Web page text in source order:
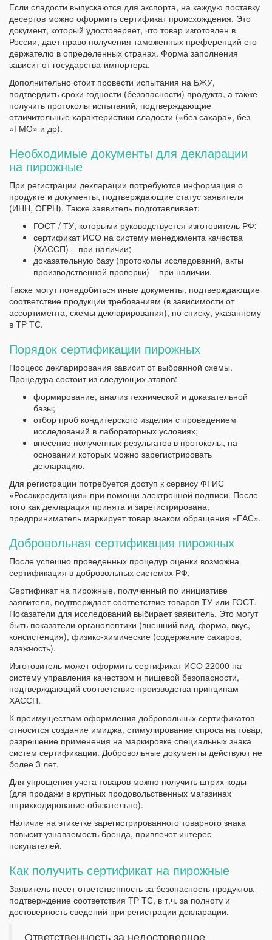
Если сладости выпускаются для экспорта, на каждую поставку
десертов можно оформить сертификат происхождения. Это
документ, который удостоверяет, что товар изготовлен в
России, дает право получения таможенных преференций его
держателю в определенных странах. Форма заполнения
зависит от государства-импортера.
Дополнительно стоит провести испытания на БЖУ,
подтвердить сроки годности (безопасности) продукта, а также
получить протоколы испытаний, подтверждающие
отличительные характеристики сладости («без сахара», без
«ГМО» и др).
Необходимые документы для декларации
на пирожные
При регистрации декларации потребуются информация о
продукте и документы, подтверждающие статус заявителя
(ИНН, ОГРН). Также заявитель подготавливает:
ГОСТ / ТУ, которыми руководствуется изготовитель РФ;
сертификат ИСО на систему менеджмента качества
(ХАССП) – при наличии;
доказательную базу (протоколы исследований, акты
производственной проверки) – при наличии.
Также могут понадобиться иные документы, подтверждающие
соответствие продукции требованиям (в зависимости от
ассортимента, схемы декларирования), по списку, указанному
в ТР ТС.
Порядок сертификации пирожных
Процесс декларирования зависит от выбранной схемы.
Процедура состоит из следующих этапов:
формирование, анализ технической и доказательной
базы;
отбор проб кондитерского изделия с проведением
исследований в лабораторных условиях;
внесение полученных результатов в протоколы, на
основании которых можно зарегистрировать
декларацию.
Для регистрации потребуется доступ к сервису ФГИС
«Росаккредитация» при помощи электронной подписи. После
того как декларация принята и зарегистрирована,
предприниматель маркирует товар знаком обращения «ЕАС».
Добровольная сертификация пирожных
После успешно проведенных процедур оценки возможна
сертификация в добровольных системах РФ.
Сертификат на пирожные, полученный по инициативе
заявителя, подтверждает соответствие товаров ТУ или ГОСТ.
Показатели для исследований выбирает заявитель. Это могут
быть показатели органолептики (внешний вид, форма, вкус,
консистенция), физико-химические (содержание сахаров,
влажность).
Изготовитель может оформить сертификат ИСО 22000 на
систему управления качеством и пищевой безопасности,
подтверждающий соответствие производства принципам
ХАССП.
К преимуществам оформления добровольных сертификатов
относится создание имиджа, стимулирование спроса на товар,
разрешение применения на маркировке специальных знака
систем сертификации. Добровольные документы действуют не
более 3 лет.
Для упрощения учета товаров можно получить штрих-коды
(для продажи в крупных продовольственных магазинах
штрихкодирование обязательно).
Наличие на этикетке зарегистрированного товарного знака
повысит узнаваемость бренда, привлечет интерес
покупателей.
Как получить сертификат на пирожные
Заявитель несет ответственность за безопасность продуктов,
подтверждение соответствия ТР ТС, в т.ч. за полноту и
достоверность сведений при регистрации декларации.
Ответственность за недостоверное